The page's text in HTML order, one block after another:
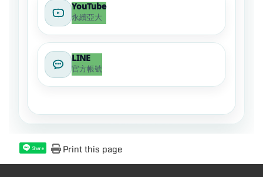
YouTube
永續亞大
LINE
官方帳號
Share Print this page